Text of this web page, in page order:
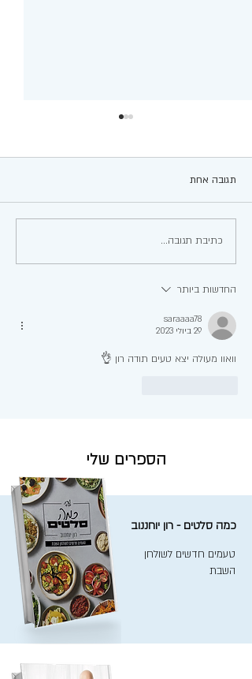
עגבניות ממולאות
תגובה אחת
כתיבת תגובה...
החדשות ביותר
saraaaa78
29 ביולי 2023
וואוו מעולה יצא טעים תודה רון 👌
הספרים שלי
כמה סלטים - רון יוחננוב
טעמים חדשים לשולחן
השבת